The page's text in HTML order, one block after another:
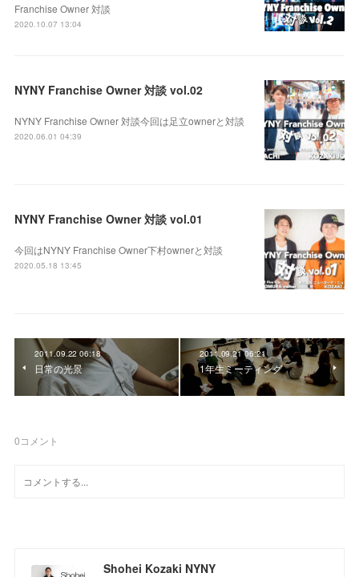
Franchise Owner 対談
2020.10.07 13:04
NYNY Franchise Owner 対談 vol.02
NYNY Franchise Owner 対談今回は足立ownerと対談
2020.06.01 04:39
NYNY Franchise Owner 対談 vol.01
今回はNYNY Franchise Owner下村ownerと対談
2020.05.18 13:45
2011.09.22 06:18
日常の光景
2011.09.21 06:21
1年生ミーティング
0コメント
Shohei Kozaki NYNY